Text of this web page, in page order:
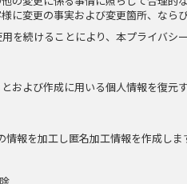
に変更の事実および変更箇所、なら
を続けることにより、本プライバシ
および作成に用いる個人情報を復
報を加工し匿名加工情報を作成しま